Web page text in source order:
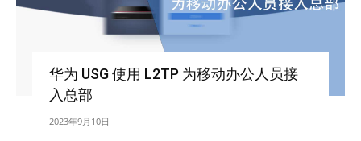
华为 USG 使用 L2TP 为移动办公人员接
入总部
2023年9月10日